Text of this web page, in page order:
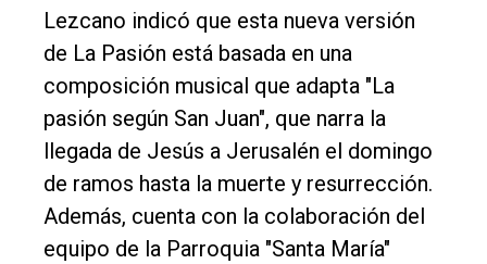
Lezcano indicó que esta nueva versión
de La Pasión está basada en una
composición musical que adapta "La
pasión según San Juan", que narra la
llegada de Jesús a Jerusalén el domingo
de ramos hasta la muerte y resurrección.
Además, cuenta con la colaboración del
equipo de la Parroquia "Santa María"